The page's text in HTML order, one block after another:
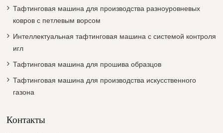
Тафтинговая машина для производства разноуровневых
ковров с петлевым ворсом
Интеллектуальная тафтинговая машина с системой контроля
игл
Тафтинговая машина для прошива образцов
Тафтинговая машина для производства искусственного
газона
Контакты